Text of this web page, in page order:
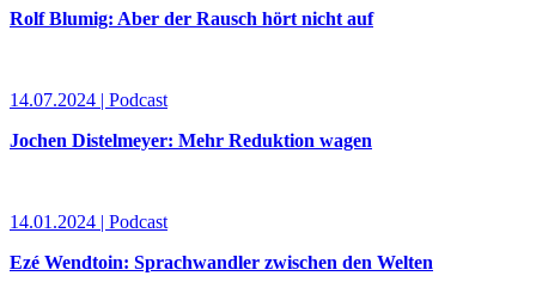
Rolf Blumig: Aber der Rausch hört nicht auf
14.07.2024 | Podcast
Jochen Distelmeyer: Mehr Reduktion wagen
14.01.2024 | Podcast
Ezé Wendtoin: Sprachwandler zwischen den Welten